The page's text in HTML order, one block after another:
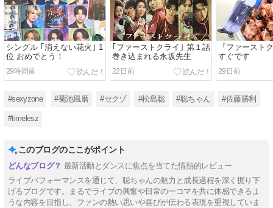
シングル ｢消えない花火｣ 1
位 おめでとう！
29時間前
｢ファーストクライ｣ 第１話
巻き込まれる永坂先生
22日前
『ファースト
すぐです
29日前
#sexyzone #菊池風磨 #セクゾ #松島聡 #聡ちゃん #佐藤勝利
#timelesz
このブログのここがポイント
最新活動とダンスに焦点を当てた情熱的レビュー
ライブパフォーマンスを通じて、聡ちゃんの魅力と成長過程を深く掘り下
げるブログです。まるでライブの興奮や日常の一コマを共に体感できるよ
うな内容を目指し、ファンの熱い思いや喜びが伝わる表現を重視していま